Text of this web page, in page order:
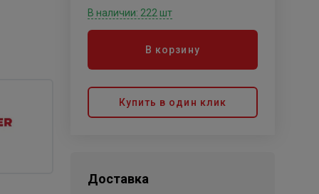
В наличии: 222 шт
В корзину
Купить в один клик
Доставка